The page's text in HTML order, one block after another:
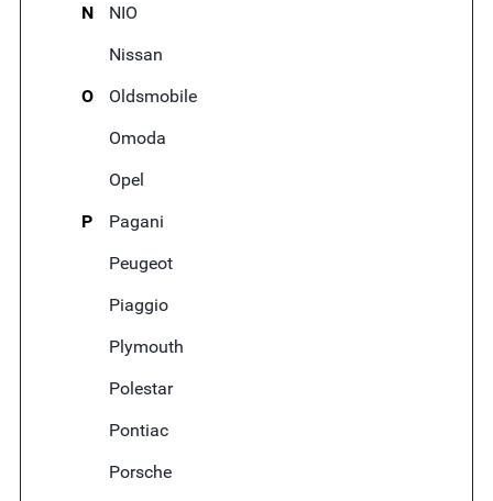
N
NIO
Nissan
O
Oldsmobile
Omoda
Opel
P
Pagani
Peugeot
Piaggio
Plymouth
Polestar
Pontiac
Porsche